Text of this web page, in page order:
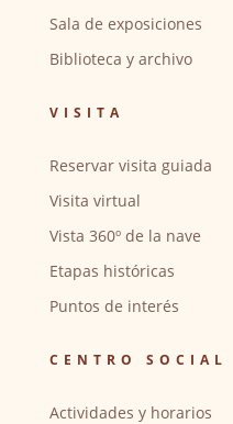
Sala de exposiciones
Biblioteca y archivo
VISITA
Reservar visita guiada
Visita virtual
Vista 360º de la nave
Etapas históricas
Puntos de interés
CENTRO SOCIAL
Actividades y horarios